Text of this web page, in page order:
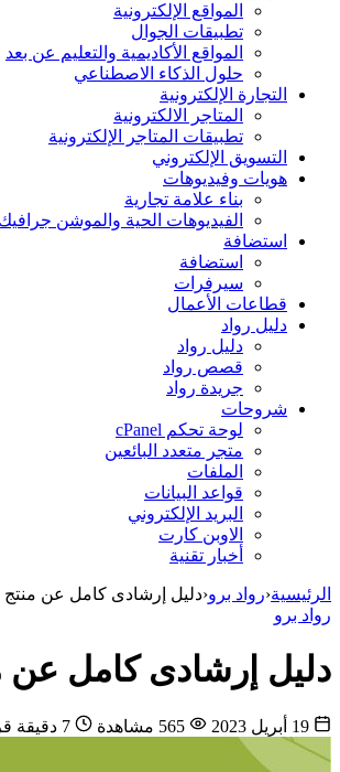
المواقع الإلكترونية
تطبيقات الجوال
المواقع الأكاديمية والتعليم عن بعد
حلول الذكاء الاصطناعي
التجارة الإلكترونية
المتاجر الالكترونية
تطبيقات المتاجر الإلكترونية
التسويق الإلكتروني
هويات وفيديوهات
بناء علامة تجارية
الفيديوهات الحية والموشن جرافيك
استضافة
استضافة
سيرفرات
قطاعات الأعمال
دليل رواد
دليل رواد
قصص رواد
جريدة رواد
شروحات
لوحة تحكم cPanel
متجر متعدد البائعين
الملفات
قواعد البيانات
البريد الإلكتروني
الاوبن كارت
أخبار تقنية
الرئيسية‹رواد برو‹دليل إرشادى كامل عن منتج
رواد برو
دليل إرشادى كامل عن